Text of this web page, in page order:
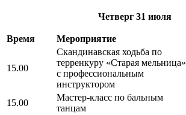
Четверг 31 июля
Время Мероприятие
15.00
Скандинавская ходьба по
терренкуру «Старая мельница»
с профессиональным
инструктором
15.00
Мастер-класс по бальным
танцам